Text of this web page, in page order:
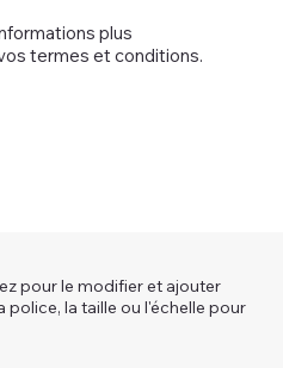
plus
termes et conditions.
pour le modifier et ajouter
la taille ou l'échelle pour